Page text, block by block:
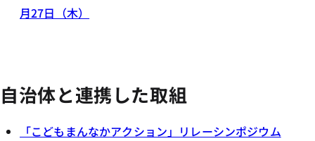
月27日（木）
自治体と連携した取組
「こどもまんなかアクション」リレーシンポジウム